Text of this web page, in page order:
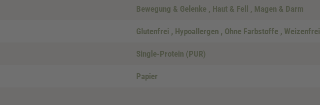
Bewegung & Gelenke , Haut & Fell , Magen & Darm
Glutenfrei , Hypoallergen , Ohne Farbstoffe , Weizenfrei
Single-Protein (PUR)
Papier